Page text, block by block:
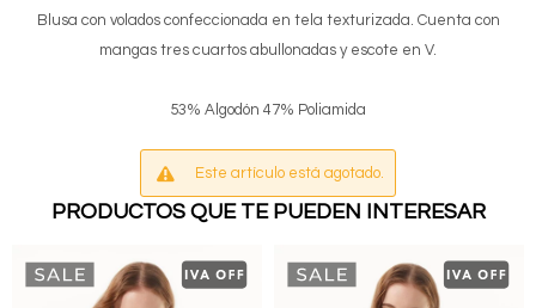
Blusa con volados confeccionada en tela texturizada. Cuenta con
mangas tres cuartos abullonadas y escote en V.
53% Algodón 47% Poliamida
Este artículo está agotado.
PRODUCTOS QUE TE PUEDEN INTERESAR